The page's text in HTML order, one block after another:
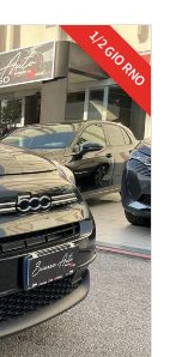
1/2 GIORNO